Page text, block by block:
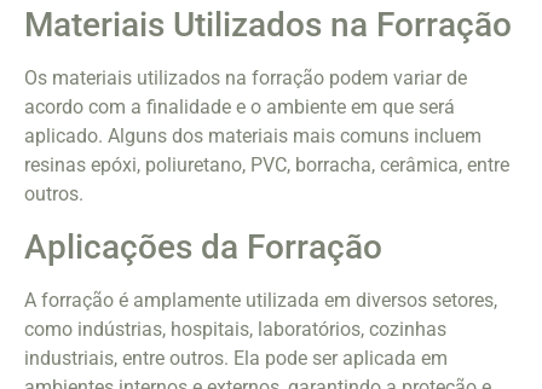
Materiais Utilizados na Forração
Os materiais utilizados na forração podem variar de
acordo com a finalidade e o ambiente em que será
aplicado. Alguns dos materiais mais comuns incluem
resinas epóxi, poliuretano, PVC, borracha, cerâmica, entre
outros.
Aplicações da Forração
A forração é amplamente utilizada em diversos setores,
como indústrias, hospitais, laboratórios, cozinhas
industriais, entre outros. Ela pode ser aplicada em